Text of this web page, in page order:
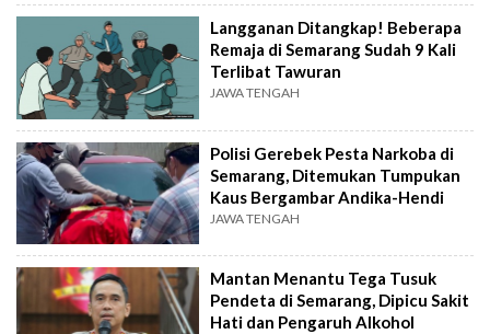
Langganan Ditangkap! Beberapa
Remaja di Semarang Sudah 9 Kali
Terlibat Tawuran
JAWA TENGAH
Polisi Gerebek Pesta Narkoba di
Semarang, Ditemukan Tumpukan
Kaus Bergambar Andika-Hendi
JAWA TENGAH
Mantan Menantu Tega Tusuk
Pendeta di Semarang, Dipicu Sakit
Hati dan Pengaruh Alkohol